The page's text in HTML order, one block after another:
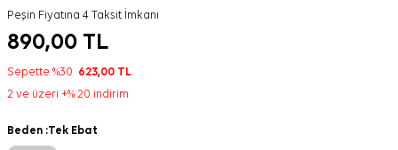
Peşin Fiyatına 4 Taksit İmkanı
890,00 TL
Sepette %30 623,00 TL
2 ve üzeri +% 20 indirim
Beden :Tek Ebat